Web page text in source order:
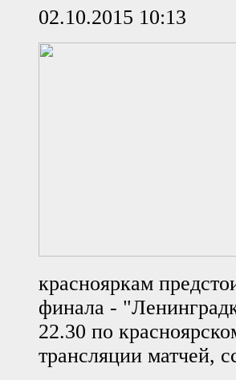
02.10.2015 10:13
краснояркам
финала -
22.30 по
трансляции матчей,